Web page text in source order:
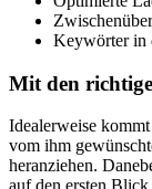
Keywörter in
Mit den
Idealerweise
vom ihm
heranziehen.